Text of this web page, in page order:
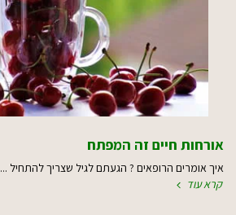
אורחות חיים זה המפתח
איך אומרים הרופאים ? הגעתם לגיל שצריך להתחיל ...
קרא עוד